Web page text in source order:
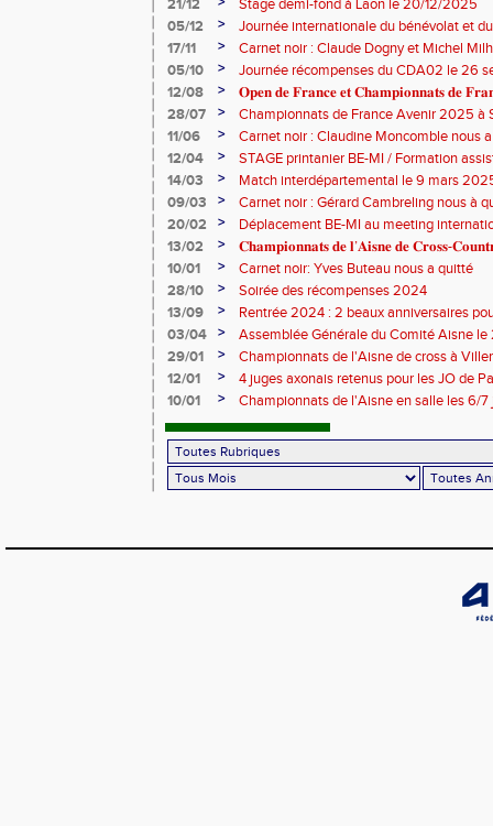
21/12
Stage demi-fond à Laon le 20/12/2025
05/12
>
Journée internationale du bénévolat et
17/11
>
Carnet noir : Claude Dogny et Michel
05/10
>
Journée récompenses du CDA02 le 26
12/08
>
𝐎𝐩𝐞𝐧 𝐝𝐞 𝐅𝐫𝐚𝐧𝐜𝐞 𝐞𝐭 𝐂𝐡𝐚𝐦𝐩𝐢𝐨𝐧𝐧𝐚𝐭𝐬 𝐝𝐞
28/07
>
Championnats de France Avenir 2025 à
11/06
>
Carnet noir : Claudine Moncomble nous
12/04
>
STAGE printanier BE-MI / Formation
14/03
>
Match interdépartemental le 9 mars
09/03
>
Carnet noir : Gérard Cambreling nous à
20/02
>
Déplacement BE-MI au meeting
13/02
>
𝐂𝐡𝐚𝐦𝐩𝐢𝐨𝐧𝐧𝐚𝐭𝐬 𝐝𝐞 𝐥’𝐀𝐢𝐬𝐧𝐞 𝐝𝐞 𝐂𝐫𝐨𝐬𝐬-
10/01
>
Carnet noir: Yves Buteau nous a quitté
28/10
>
Soirée des récompenses 2024
13/09
>
Rentrée 2024 : 2 beaux anniversaires
l'ACCT et le CA Belleu
03/04 >
Assemblée Générale du Comité Aisne
29/01
>
Championnats de l'Aisne de cross à
2024
12/01 >
4 juges axonais retenus pour les JO de
10/01
> Championnats de l'Aisne en salle les 6/